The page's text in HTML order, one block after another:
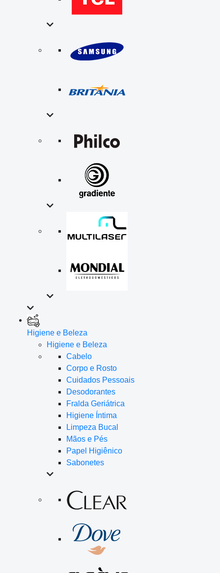
Higiene e Beleza
Higiene e Beleza
Cabelo
Corpo e Rosto
Cuidados Pessoais
Desodorantes
Fralda Geriátrica
Higiene Íntima
Limpeza Bucal
Mãos e Pés
Papel Higiênico
Sabonetes